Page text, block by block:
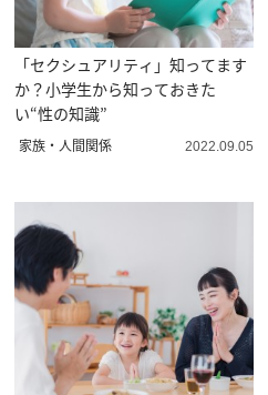
「セクシュアリティ」知ってます
か？小学生から知っておきた
い“性の知識”
家族・人間関係 2022.09.05